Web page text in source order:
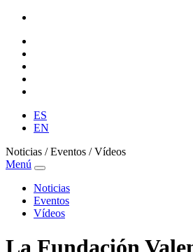
ES
EN
Noticias / Eventos / Vídeos
Menú
Noticias
Eventos
Vídeos